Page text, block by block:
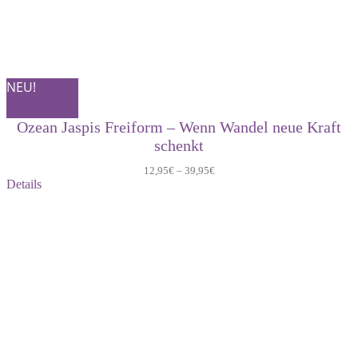
NEU!
Ozean Jaspis Freiform – Wenn Wandel neue Kraft
schenkt
12,95€– 39,95€
Details